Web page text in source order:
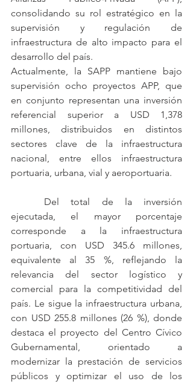
consolidando su rol estratégico en la
supervisión y regulación de
infraestructura de alto impacto para el
desarrollo del país.
Actualmente, la SAPP mantiene bajo
supervisión ocho proyectos APP, que
en conjunto representan una inversión
referencial superior a USD 1,378
millones, distribuidos en distintos
sectores clave de la infraestructura
nacional, entre ellos infraestructura
portuaria, urbana, vial y aeroportuaria.
ejecutada, el mayor porcentaje
corresponde a la infraestructura
portuaria, con USD 345.6 millones,
equivalente al 35 %, reflejando la
relevancia del sector logístico y
comercial para la competitividad del
país. Le sigue la infraestructura urbana,
con USD 255.8 millones (26 %), donde
destaca el proyecto del Centro Cívico
Gubernamental, orientado a
modernizar la prestación de servicios
públicos y optimizar el uso de los